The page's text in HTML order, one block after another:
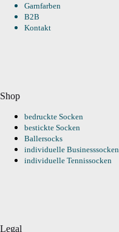
Garnfarben
B2B
Kontakt
Shop
bedruckte Socken
bestickte Socken
Ballersocks
individuelle Businesssocken
individuelle Tennissocken
Legal